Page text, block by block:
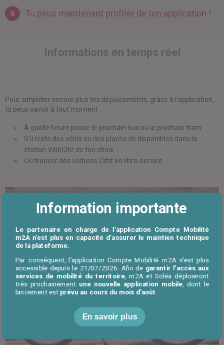
6 Tu peux maintenant profiter de ton application !
Informations en temps réel
Pour simplifier encore plus tes déplacements, grâce à l’application,
tu peux savoir à tout moment :
À quelle heure passe le prochain bus ou le prochain tram
S’il reste des vélos ou des places de disponibles dans la
station VéloCité de ton choix
Où trouver des voitures Citiz en libre-service
En savoir plus
Le partenaire en charge de l’application Compte Mobilité
m2A n’est plus en capacité d’assurer le maintien technique
de la plateforme.
Par conséquent, l’application Compte Mobilité m2A n'est plus
accessible depuis le 21/07/2026. Afin de garantir l’accès aux
services de mobilité du territoire, m2A et Soléa déploieront
très prochainement une nouvelle application mobile , dont le
lancement estprévu au cours du mois d’août
Information importante